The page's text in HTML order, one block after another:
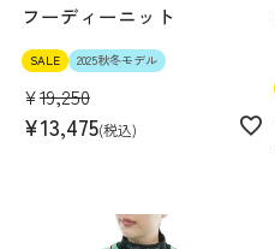
フーディーニット
SALE 2025秋冬モデル
¥19,250
¥13,475 税込